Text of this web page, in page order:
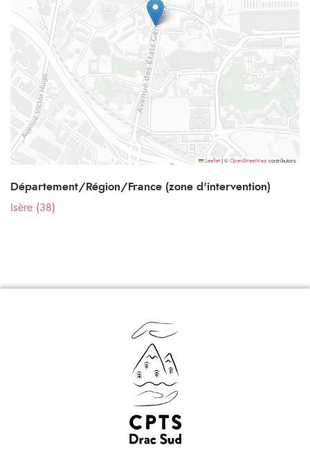
Leaflet © OpenStreetMap contributors
Département/Région/France (zone d'intervention)
Isère (38)